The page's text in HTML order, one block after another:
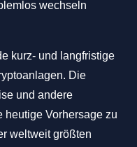
wechseln
kurz- und langfristige
Die
und andere
heutige Vorhersage zu
weltweit größten